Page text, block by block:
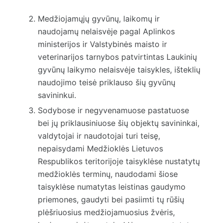
Medžiojamųjų gyvūnų, laikomų ir
naudojamų nelaisvėje pagal Aplinkos
ministerijos ir Valstybinės maisto ir
veterinarijos tarnybos patvirtintas Laukinių
gyvūnų laikymo nelaisvėje taisykles, išteklių
naudojimo teisė priklauso šių gyvūnų
savininkui.
Sodybose ir negyvenamuose pastatuose
bei jų priklausiniuose šių objektų savininkai,
valdytojai ir naudotojai turi teisę,
nepaisydami Medžioklės Lietuvos
Respublikos teritorijoje taisyklėse nustatytų
medžioklės terminų, naudodami šiose
taisyklėse numatytas leistinas gaudymo
priemones, gaudyti bei pasiimti tų rūšių
plėšriuosius medžiojamuosius žvėris,